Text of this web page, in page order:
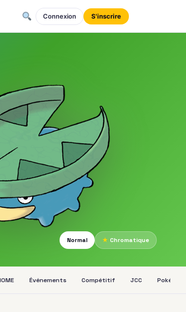
Connexion S'inscrire
Normal
★ Chromatique
Événements Compétitif JCC Pokédex